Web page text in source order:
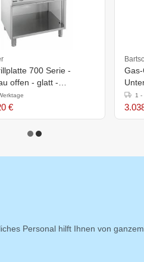
700 Serie -
offen - glatt -
900mm
€
1 -
Personal hilft Ihnen von ganzem